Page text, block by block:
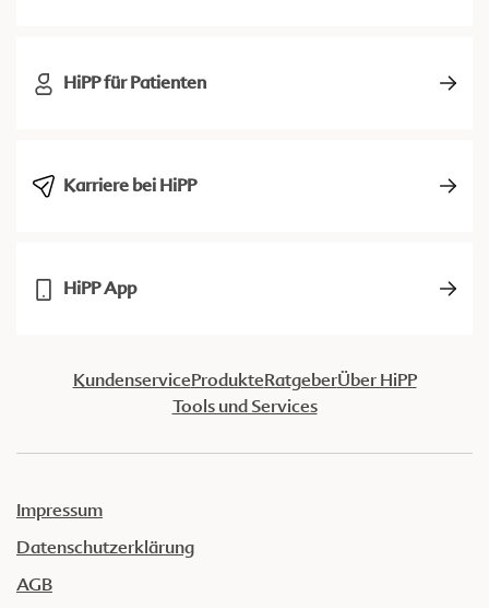
HiPP für Patienten
Karriere bei HiPP
HiPP App
KundenserviceProdukteRatgeberÜber HiPP
Tools und Services
Impressum
Datenschutzerklärung
AGB